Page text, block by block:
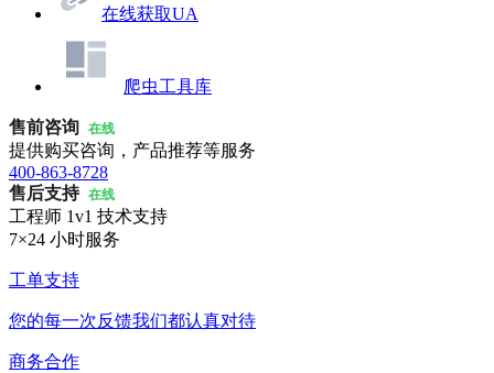
在线获取UA
爬虫工具库
售前咨询 在线
提供购买咨询，产品推荐等服务
400-863-8728
售后支持 在线
工程师 1v1 技术支持
7×24 小时服务
工单支持
您的每一次反馈我们都认真对待
商务合作